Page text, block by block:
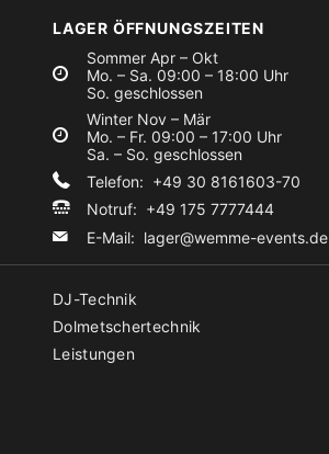
LAGER ÖFFNUNGSZEITEN
Sommer Apr – Okt
Mo. – Sa. 09:00 – 18:00 Uhr
So. geschlossen
Winter Nov – Mär
Mo. – Fr. 09:00 – 17:00 Uhr
Sa. – So. geschlossen
Telefon: +49 30 8161603-70
Notruf: +49 175 7777444
E-Mail: lager@wemme-events.de
DJ-Technik
Dolmetschertechnik
Leistungen